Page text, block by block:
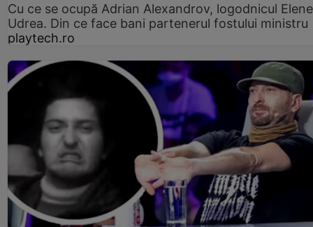
Cu ce se ocupă Adrian Alexandrov, logodnicul
Udrea. Din ce face bani partenerul fostului ministru
playtech.ro